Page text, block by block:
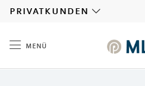
privatkunden
menü